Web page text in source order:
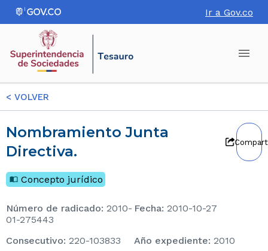
Ir a Gov.co
< VOLVER
Nombramiento Junta
Directiva.
Concepto jurídico
Número de radicado: 2010-
01-275443
Fecha: 2010-10-27
consecutivo: 220-103833 Año expediente: 2010